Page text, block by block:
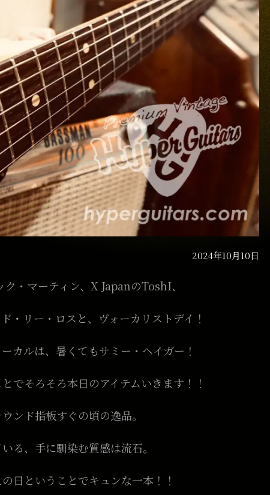
2024年10月10日
・マーティン、X JapanのToshI、
・リー・ロスと、ヴォーカリストデイ！
カルは、暑くてもサミー・ヘイガー！
でそろそろ本日のアイテムいきます！！
ンド指板すぐの頃の逸品。
る、手に馴染む質感は流石。
日ということでキュンな一本！！